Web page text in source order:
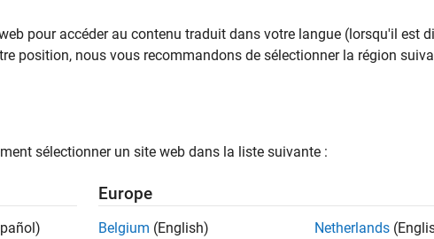
FILTRER PAR Infrastructure et architecture Gestion des programmes
pour accéder au contenu traduit dans votre langue (lorsqu'il est
position, nous vous recommandons de sélectionner la région
sélectionner un site web dans la liste suivante :
Europe
Belgium (English)
Netherlands